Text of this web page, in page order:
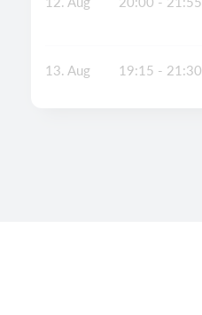
13. Aug 19:15 - 21:30